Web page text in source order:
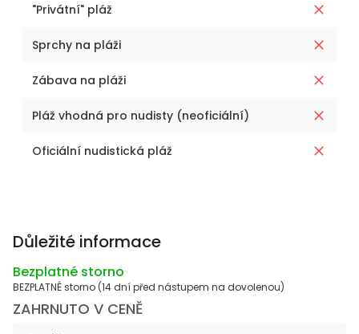
"Privátní" pláž
Sprchy na pláži
Zábava na pláži
Pláž vhodná pro nudisty (neoficiální)
Oficiální nudistická pláž
Důležité informace
Bezplatné storno
BEZPLATNÉ storno (14 dní před nástupem na dovolenou)
ZAHRNUTO V CENĚ